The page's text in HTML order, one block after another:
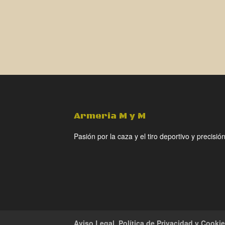
Armeria M y M
Pasión por la caza y el tiro deportivo y